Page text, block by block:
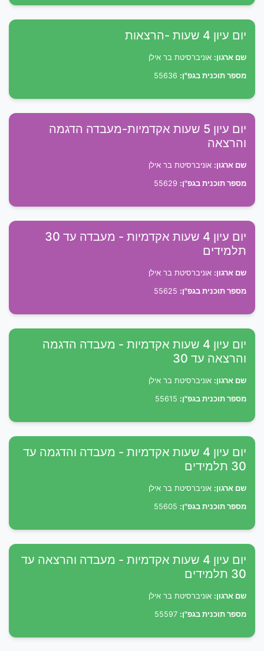
יום עיון 4 שעות -הרצאות
שם ארגון: אוניברסיטת בר אילן
מספר תוכנית בגפ"ן:
יום עיון 5 שעות אקדמיות-מעבדה הדגמה
והרצאה
שם ארגון: אוניברסיטת בר אילן
מספר תוכנית בגפ"ן:
יום עיון 4 שעות אקדמיות - מעבדה עד 30
תלמידים
שם ארגון: אוניברסיטת בר אילן
מספר תוכנית בגפ"ן:
יום עיון 4 שעות אקדמיות - מעבדה הדגמה
והרצאה עד 30
שם ארגון: אוניברסיטת בר אילן
מספר תוכנית בגפ"ן:
יום עיון 4 שעות אקדמיות - מעבדה והדגמה עד
30 תלמידים
שם ארגון: אוניברסיטת בר אילן
מספר תוכנית בגפ"ן:
יום עיון 4 שעות אקדמיות - מעבדה והרצאה עד
30 תלמידים
שם ארגון: אוניברסיטת בר אילן
מספר תוכנית בגפ"ן: